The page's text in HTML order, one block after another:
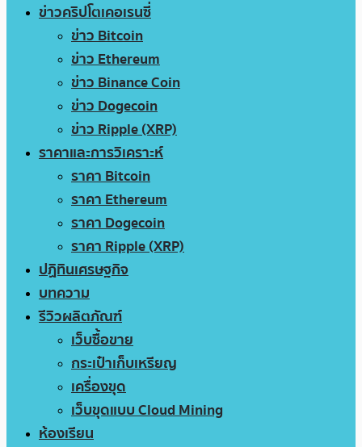
ข่าวคริปโตเคอเรนซี่
ข่าว Bitcoin
ข่าว Ethereum
ข่าว Binance Coin
ข่าว Dogecoin
ข่าว Ripple (XRP)
ราคาและการวิเคราะห์
ราคา Bitcoin
ราคา Ethereum
ราคา Dogecoin
ราคา Ripple (XRP)
ปฏิทินเศรษฐกิจ
บทความ
รีวิวผลิตภัณฑ์
เว็บซื้อขาย
กระเป๋าเก็บเหรียญ
เครื่องขุด
เว็บขุดแบบ Cloud Mining
ห้องเรียน